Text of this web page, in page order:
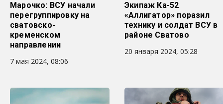
Марочко: ВСУ начали
перегруппировку на
сватовско-
кременском
направлении
7 мая 2024, 08:06
Экипаж Ка-52
«Аллигатор» поразил
технику и солдат ВСУ в
районе Сватово
20 января 2024, 05:28